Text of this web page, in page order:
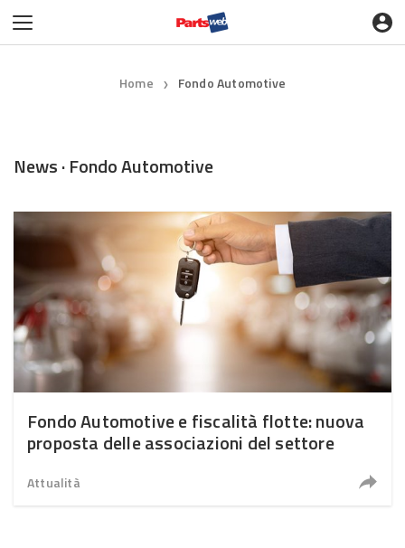
Home ❯ Fondo Automotive
News · Fondo Automotive
Fondo Automotive e fiscalità flotte: nuova
proposta delle associazioni del settore
Attualità